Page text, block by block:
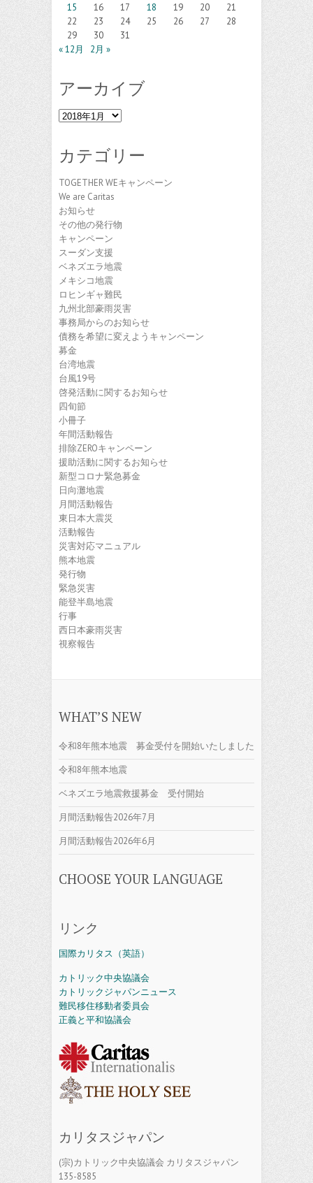
15
16 17 18 19 20
21
22
23 24 25 26 27
28
29
30
31
« 12月
2月 »
アーカイブ
ア
イ
カテゴリー
TOGETHER WEキャンペーン
We are Caritas
お知らせ
その他の発行物
キャンペーン
スーダン支援
ベネズエラ地震
メキシコ地震
ロヒンギャ難民
九州北部豪雨災害
事務局からのお知らせ
債務を希望に変えようキャンペーン
募金
台湾地震
台風19号
啓発活動に関するお知らせ
四旬節
小冊子
年間活動報告
排除ZEROキャンペーン
援助活動に関するお知らせ
新型コロナ緊急募金
日向灘地震
月間活動報告
東日本大震災
活動報告
災害対応マニュアル
熊本地震
発行物
緊急災害
能登半島地震
行事
西日本豪雨災害
視察報告
WHAT’S NEW
令和8年熊本地震 募金受付を開始いたしました
令和8年熊本地震
ベネズエラ地震救援募金 受付開始
月間活動報告2026年7月
月間活動報告2026年6月
CHOOSE YOUR LANGUAGE
リンク
国際カリタス（英語）
カトリック中央協議会
カトリックジャパンニュース
難民移住移動者委員会
正義と平和協議会
カリタスジャパン
(宗)カトリック中央協議会 カリタスジャパン
135-8585